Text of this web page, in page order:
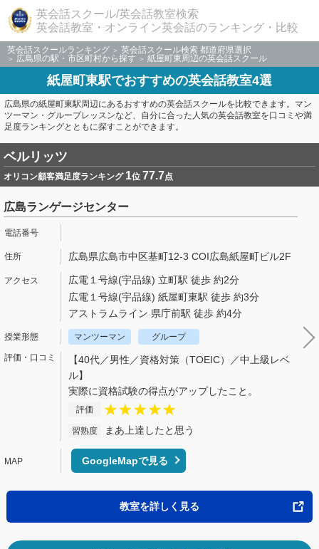
英会話スクール/英会話教室検索
英会話教室・オンライン英会話のランキング・比較
英会話スクールランキング
英会話スクール検索 都道府県選択
広島県の駅・市区町村から探す
紙屋町東周辺の英会話スクール
紙屋町東駅でおすすめの英会話教室4選
広島県の紙屋町東駅周辺にあるおすすめの英会話スクールを比較できます。マン
ツーマン・グループレッスンなど、自分に合った人気の英会話教室を口コミや満
足度ランキングとともに探すことができます。
ベルリッツ
オリコン顧客満足度ランキング 1位 77.7点
広島ランゲージセンター
広島県広島市中区基町12-3 COI広島紙屋町ビル2F
広電１号線(宇品線) 立町駅 徒歩 約2分
広電１号線(宇品線) 紙屋町東駅 徒歩 約3分
アストラムライン 県庁前駅 徒歩 約4分
マンツーマン グループ
【40代／男性／資格対策（TOEIC）／中上級レベ
ル】
実際に資格試験の得点がアップしたこと。
評価
習熟度 まあ上達したと思う
GoogleMapで見る
教室を詳しく見る